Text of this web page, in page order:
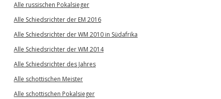
Alle russischen Pokalsieger
Alle Schiedsrichter der EM 2016
Alle Schiedsrichter der WM 2010 in Südafrika
Alle Schiedsrichter der WM 2014
Alle Schiedsrichter des Jahres
Alle schottischen Meister
Alle schottischen Pokalsieger